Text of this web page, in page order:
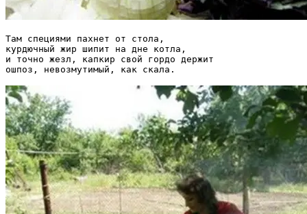
Там специями пахнет от стола,
курдючный жир шипит на дне котла,
и точно жезл, капкир свой гордо держит